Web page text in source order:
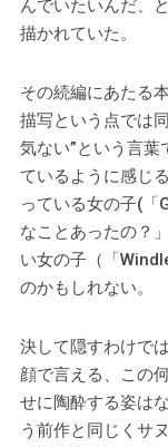
んでいたいんだ、
描かれていた。
その続編にあたる
描写という点では
気ない”という言葉
ているように感じ
っている女の子(
なことあったの？
い女の子（「
のかもしれない。
決して隠すわけで
顔で言える、この
せに陶酔する姿は
う前作と同じくサ